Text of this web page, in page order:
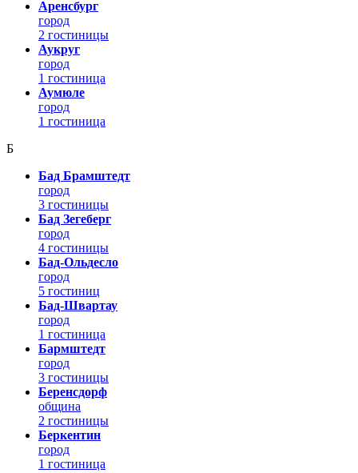
Аренсбург
город
2 гостиницы
Аукруг
город
1 гостиница
Аумюле
город
1 гостиница
Б
Бад Брамштедт
город
3 гостиницы
Бад Зегеберг
город
4 гостиницы
Бад-Ольдесло
город
5 гостиниц
Бад-Швартау
город
1 гостиница
Бармштедт
город
3 гостиницы
Беренсдорф
община
2 гостиницы
Беркентин
город
1 гостиница